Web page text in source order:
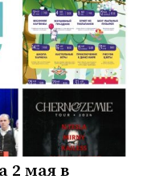
2 мая в